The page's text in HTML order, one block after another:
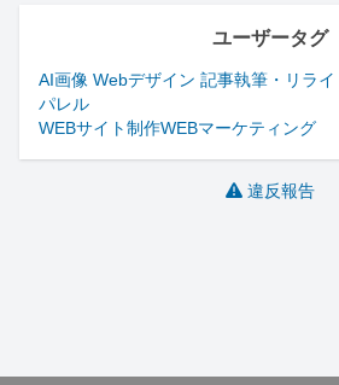
ユーザータグ
AI画像 Webデザイン 記事執筆・リラ
パレル
WEBサイト制作WEBマーケティング
違反報告